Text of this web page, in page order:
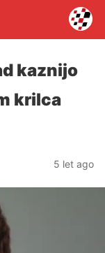
kaznijo
krilca
5 let ago